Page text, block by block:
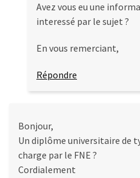
Avez vous eu une
interessé par le sujet ?
En vous remerciant,
Répondre
Bonjour,
Un diplôme universitaire de
charge par le FNE ?
Cordialement